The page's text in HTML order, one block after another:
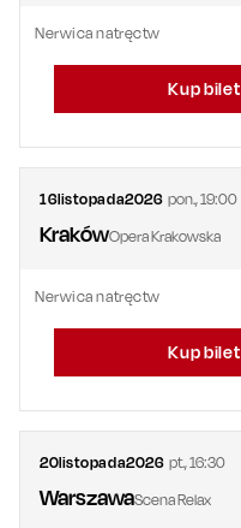
Nerwica natręctw
Kup bilet
16listopada2026 pon.,19:00
KrakówOpera Krakowska
Nerwica natręctw
Kup bilet
20listopada2026 pt.,16:30
WarszawaScena Relax